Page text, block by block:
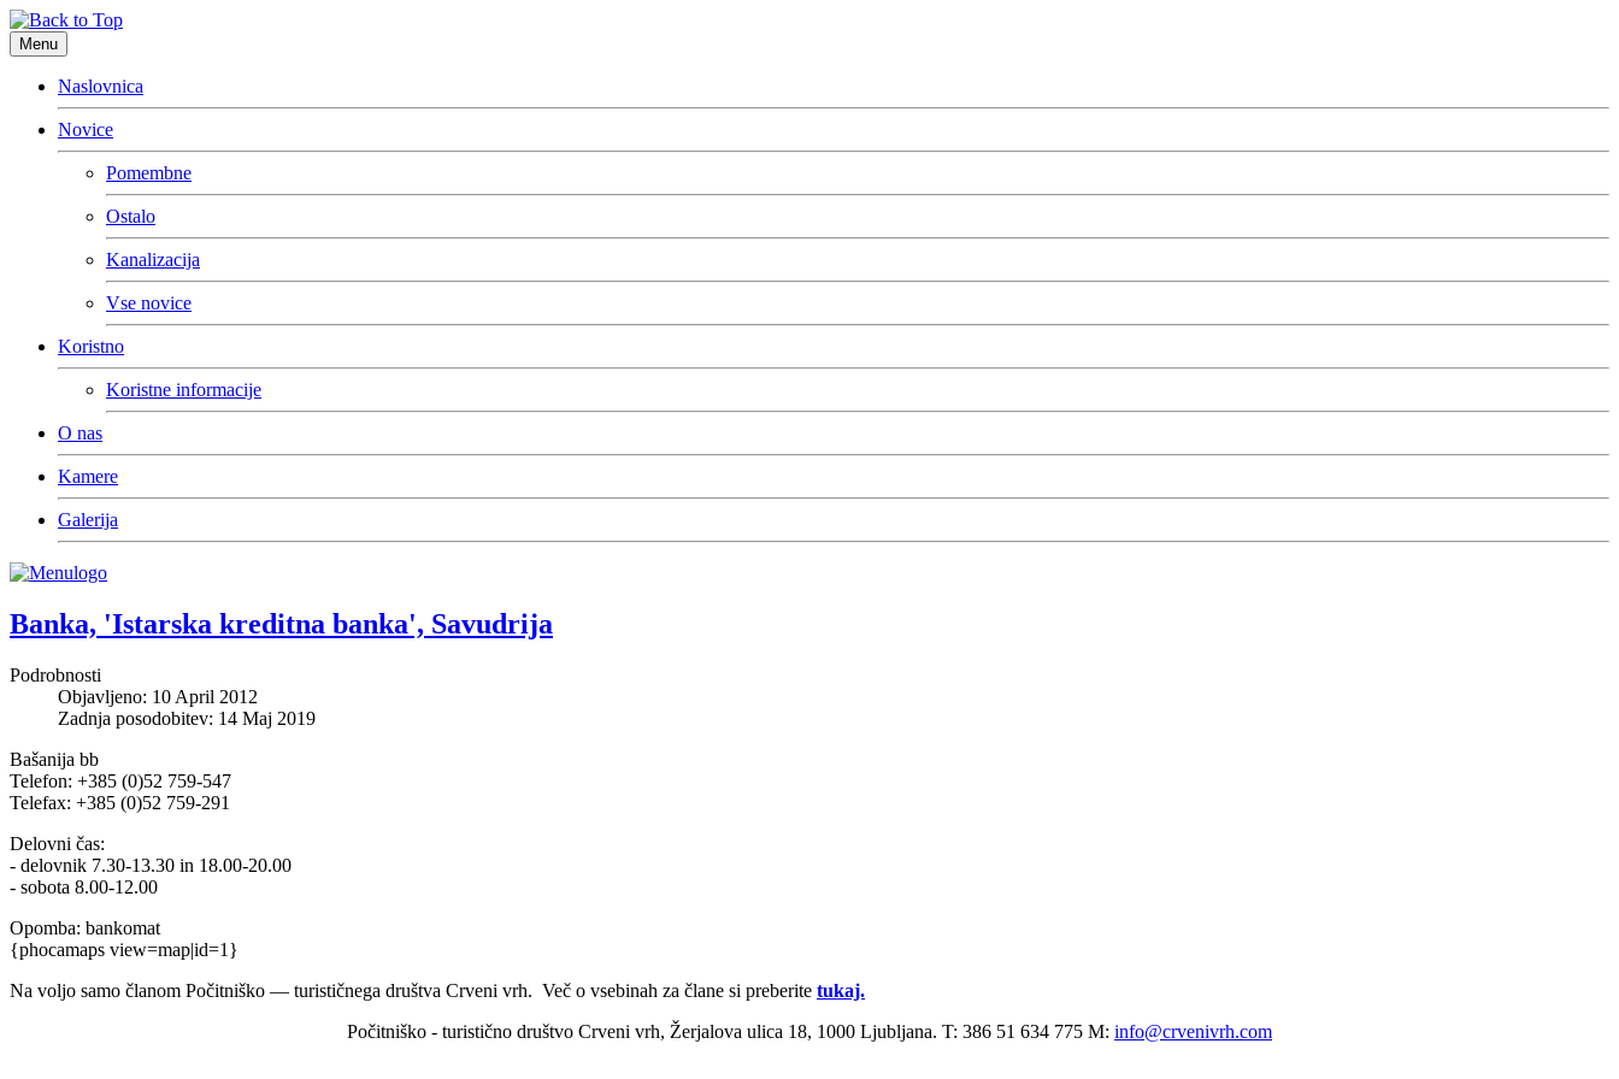
Menu
Naslovnica
Novice
Pomembne
Ostalo
Kanalizacija
Vse novice
Koristno
Koristne informacije
O nas
Kamere
Galerija
Banka, 'Istarska kreditna banka', Savudrija
Podrobnosti
Objavljeno: 10 April 2012
Zadnja posodobitev: 14 Maj 2019
Bašanija bb
Telefon: +385 (0)52 759-547
Telefax: +385 (0)52 759-291
Delovni čas:
- delovnik 7.30-13.30 in 18.00-20.00
- sobota 8.00-12.00
Opomba: bankomat
{phocamaps view=map|id=1}
Na voljo samo članom Počit­niško — tur­is­tičnega društva Crveni vrh. Več o vsebinah za člane si pre­berite tukaj.
Počitniško - turistično društvo Crveni vrh, Žerjalova ulica 18, 1000 Ljubljana. T: 386 51 634 775 M: info@crvenivrh.com